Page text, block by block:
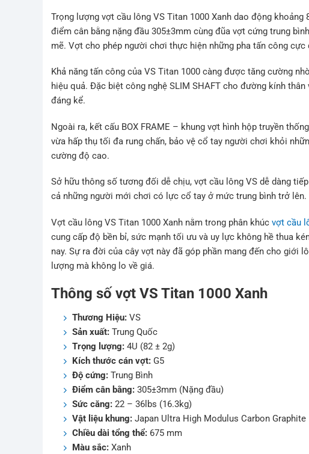
Trọng lượng vợt cầu lông VS Titan 1000 Xanh dao động
điểm cân bằng nặng đầu 305±3mm cùng đũa vợt cứng trung
mẽ. Vợt cho phép người chơi thực hiện những pha tấn công cực
Khả năng tấn công của VS Titan 1000 càng được tăng cường
hiệu quả. Đặc biệt công nghệ SLIM SHAFT cho đường kính
đáng kể.
Ngoài ra, kết cấu BOX FRAME – khung vợt hình hộp truyền
vừa hấp thụ tối đa rung chấn, bảo vệ cổ tay người chơi khỏi
cường độ cao.
Sở hữu thông số tương đối dễ chịu, vợt cầu lông VS dễ dàng
cả những người mới chơi có lực cổ tay ở mức trung bình trở lên.
Vợt cầu lông VS Titan 1000 Xanh nằm trong phân khúcvợt cầu
cung cấp độ bền bỉ, sức mạnh tối ưu và uy lực không hề thua
nay. Sự ra đời của cây vợt này đã góp phần mang đến cho giới
lượng mà không lo về giá.
Thông sốvợt VS Titan 1000 Xanh
Thương Hiệu: VS
Sản xuất: Trung Quốc
Trọng lượng: 4U (82 ± 2g)
Kích thước cán vợt: G5
Độ cứng: Trung Bình
Điểm cân bằng: 305±3mm (Nặng đầu)
Sức căng: 22 – 36lbs (16.3kg)
Vật liệu khung: Japan Ultra High Modulus Carbon Graphite
Chiều dài tổng thể: 675 mm
Màu sắc: Xanh